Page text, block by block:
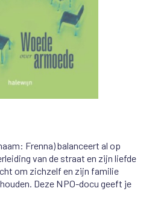
Frenna) balanceert al op
van de straat en zijn liefde
om zichzelf en zijn familie
Deze NPO-docu geeft je